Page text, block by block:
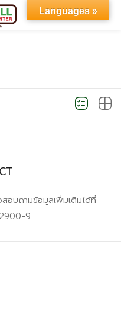
อบถามข้อมูลเพิ่มเติมได้ที่
9
Languages »